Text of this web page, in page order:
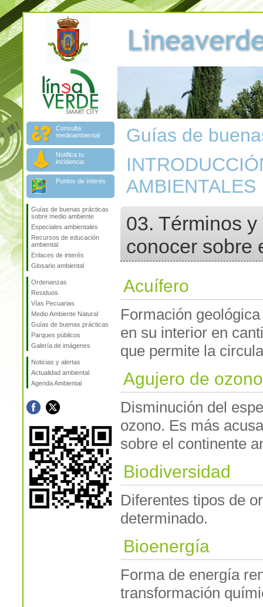
Consulta
medioambiental
Notifica tu
incidencia
Puntos de interés
Guías de buenas prácticas
sobre medio ambiente
Especiales ambientales
Recursos de educación
ambiental
Enlaces de interés
Glosario ambiental
Ordenanzas
Residuos
Vías Pecuarias
Medio Ambiente Natural
Guías de buenas prácticas
Parques públicos
Galería de imágenes
Noticias y alertas
Actualidad ambiental
Agenda Ambiental
Guías de
AMBIENTALES
03. Términos
conocer sobre
Acuífero
Formación
en su interior en
que permite la
Agujero de ozono
Disminución del
ozono. Es más
sobre el continente
Biodiversidad
Diferentes tipos de
determinado.
Bioenergía
Forma de energía
transformación